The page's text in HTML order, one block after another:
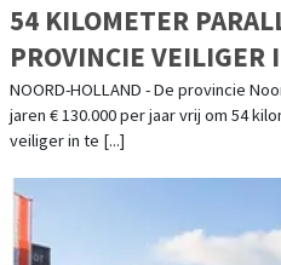
54 KILOMETER
PROVINCIE VEILIGER
FIETSERS
NOORD-HOLLAND - De provincie
jaren € 130.000 per jaar vrij om 54
veiliger in te [...]